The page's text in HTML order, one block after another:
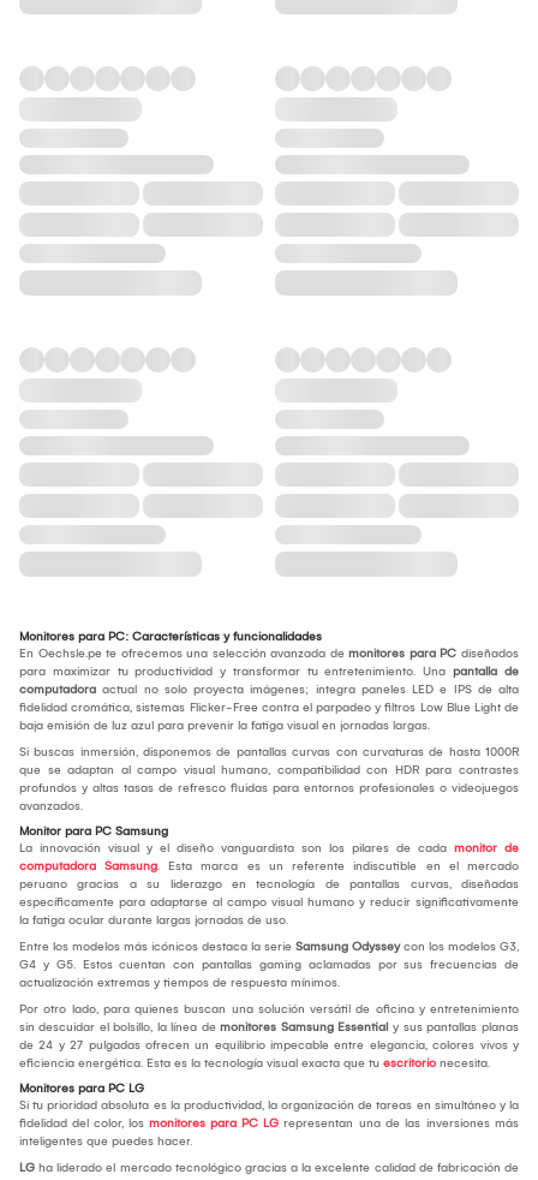
Monitores para PC: Características y funcionalidades
En Oechsle.pe te ofrecemos una selección avanzada de monitores para PC diseñados
para maximizar tu productividad y transformar tu entretenimiento. Una pantalla de
computadora actual no solo proyecta imágenes; integra paneles LED e IPS de alta
fidelidad cromática, sistemas Flicker-Free contra el parpadeo y filtros Low Blue Light de
baja emisión de luz azul para prevenir la fatiga visual en jornadas largas.
Si buscas inmersión, disponemos de pantallas curvas con curvaturas de hasta 1000R
que se adaptan al campo visual humano, compatibilidad con HDR para contrastes
profundos y altas tasas de refresco fluidas para entornos profesionales o videojuegos
avanzados.
Monitor para PC Samsung
La innovación visual y el diseño vanguardista son los pilares de cada monitor de
computadora Samsung. Esta marca es un referente indiscutible en el mercado
peruano gracias a su liderazgo en tecnología de pantallas curvas, diseñadas
específicamente para adaptarse al campo visual humano y reducir significativamente
la fatiga ocular durante largas jornadas de uso.
Entre los modelos más icónicos destaca la serie Samsung Odysseycon los modelos G3,
G4 y G5. Estos cuentan con pantallas gaming aclamadas por sus frecuencias de
actualización extremas y tiempos de respuesta mínimos.
Por otro lado, para quienes buscan una solución versátil de oficina y entretenimiento
sin descuidar el bolsillo, la línea de monitores Samsung Essential y sus pantallas planas
de 24 y 27 pulgadas ofrecen un equilibrio impecable entre elegancia, colores vivos y
eficiencia energética. Esta es la tecnología visual exacta que tu escritorio necesita.
Monitores para PC LG
Si tu prioridad absoluta es la productividad, la organización de tareas en simultáneo y la
fidelidad del color, los monitores para PC LG representan una de las inversiones más
inteligentes que puedes hacer.
LG ha liderado el mercado tecnológico gracias a la excelente calidad de fabricación de